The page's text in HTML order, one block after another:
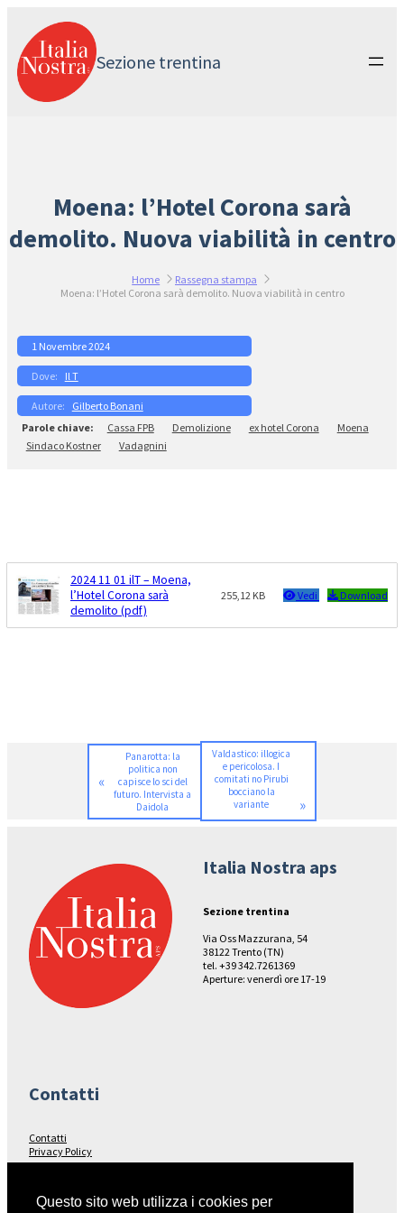
contenuto
Sezione trentina
Moena: l’Hotel Corona sarà
demolito. Nuova viabilità in centro
Home
Rassegna stampa
Moena: l’Hotel Corona sarà demolito. Nuova viabilità in centro
1 Novembre 2024
Il T
Gilberto Bonani
Cassa FPB
Demolizione ex hotel Corona
Moena
Sindaco Kostner
Vadagnini
2024 11 01 ilT – Moena,
l’Hotel Corona sarà
demolito (pdf)
255,12 KB Vedi Download
«
Panarotta: la
politica non
capisce lo sci del
futuro. Intervista a
Daidola
Valdastico: illogica
e pericolosa. I
comitati no Pirubi
bocciano la
variante
»
Italia Nostra aps
Sezione trentina
Via Oss Mazzurana, 54
38122 Trento (TN)
tel. +39 342.7261369
Aperture: venerdì ore 17-19
Contatti
Contatti
Privacy Policy
Seguici su…
Questo sito web utilizza i cookies per